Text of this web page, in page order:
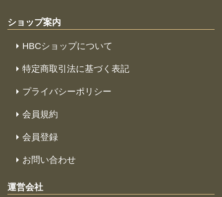
ショップ案内
HBCショップについて
特定商取引法に基づく表記
プライバシーポリシー
会員規約
会員登録
お問い合わせ
運営会社